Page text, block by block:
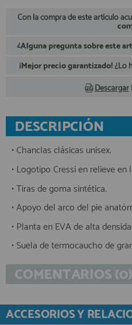
910 51 49 87
Con la compra de este artículo
¿Alguna pregunta sobre este
¡Mejor precio garantizado!¿Lo
Descargar
DESCRIPCIÓN
• Chanclas clásicas unisex.
• Logotipo Cressi en relieve en
• Tiras de goma sintética.
• Apoyo del arco del pie
• Planta en EVA de alta
• Suela de termocaucho de
COMENTARIOS (0)
ACCESORIOS Y